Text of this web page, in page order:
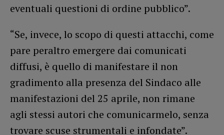
eventuali questioni di ordine pubblico”.
“Se, invece, lo scopo di questi attacchi, come
pare peraltro emergere dai comunicati
diffusi, è quello di manifestare il non
gradimento alla presenza del Sindaco alle
manifestazioni del 25 aprile, non rimane
agli stessi autori che comunicarmelo, senza
trovare scuse strumentali e infondate”.